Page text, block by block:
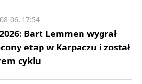
Bart Lemmen wygrał
etap w Karpaczu i został
cyklu
06, 17:54